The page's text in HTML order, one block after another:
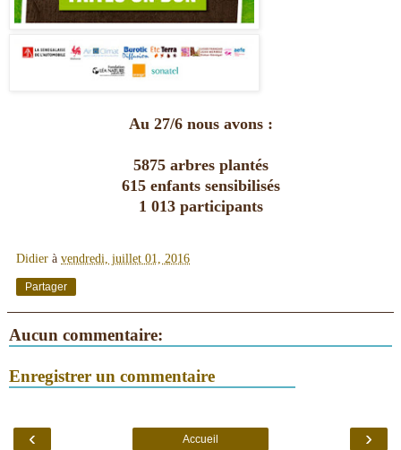
Au 27/6 nous avons :
5875 arbres plantés
615 enfants sensibilisés
1 013 participants
Didier à vendredi, juillet 01, 2016
Partager
Aucun commentaire:
Enregistrer un commentaire
‹ ›
Accueil